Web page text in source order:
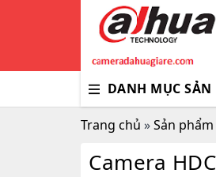
DANH MỤC SẢN
Trang chủ »Sản phẩm
Camera